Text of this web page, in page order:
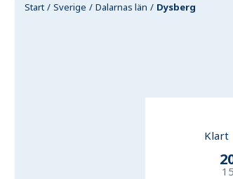
Start Sverige Dalarnas län Dysberg
Klart
15